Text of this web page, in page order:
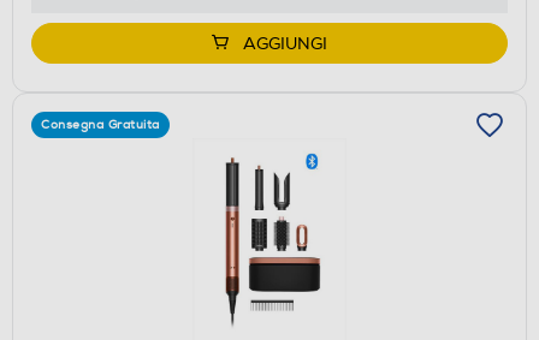
AGGIUNGI
Consegna Gratuita